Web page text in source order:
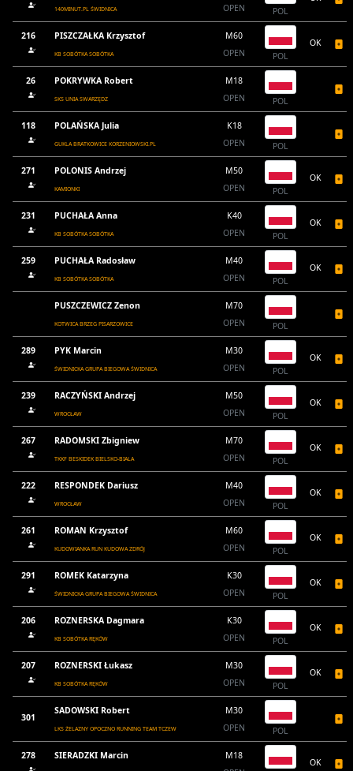
140MINUT.PL ŚWIDNICA OPEN POL
216 PISZCZAŁKA Krzysztof
KB SOBÓTKA SOBÓTKA
M60
OPEN
POL
OK
26 POKRYWKA Robert
SKS UNIA SWARZĘDZ
M18
OPEN
POL
118 POLAŃSKA Julia
GUKLA BRATKOWICE KORZENIOWSKI.PL
K18
OPEN
POL
271 POLONIS Andrzej
KAMIONKI
M50
OPEN
POL
OK
231 PUCHAŁA Anna
KB SOBÓTKA SOBÓTKA
K40
OPEN
POL
OK
259 PUCHAŁA Radosław
KB SOBÓTKA SOBÓTKA
M40
OPEN
POL
OK
PUSZCZEWICZ Zenon
KOTWICA BRZEG PISARZOWICE
M70
OPEN
POL
289 PYK Marcin
ŚWIDNICKA GRUPA BIEGOWA ŚWIDNICA
M30
OPEN
POL
OK
239 RACZYŃSKI Andrzej
WROCŁAW
M50
OPEN
POL
OK
267 RADOMSKI Zbigniew
TKKF BESKIDEK BIELSKO-BIALA
M70
OPEN
POL
OK
222 RESPONDEK Dariusz
WROCŁAW
M40
OPEN
POL
OK
261 ROMAN Krzysztof
KUDOWIANKA RUN KUDOWA ZDRÓJ
M60
OPEN
POL
OK
291 ROMEK Katarzyna
ŚWIDNICKA GRUPA BIEGOWA ŚWIDNICA
K30
OPEN
POL
OK
206 ROZNERSKA Dagmara
KB SOBÓTKA RĘKÓW
K30
OPEN
POL
OK
207 ROZNERSKI Łukasz
KB SOBÓTKA RĘKÓW
M30
OPEN
POL
OK
301
SADOWSKI Robert
LKS ŻELAZNY OPOCZNO RUNNING TEAM TCZEW
M30
OPEN
POL
278 SIERADZKI Marcin
M18
OK